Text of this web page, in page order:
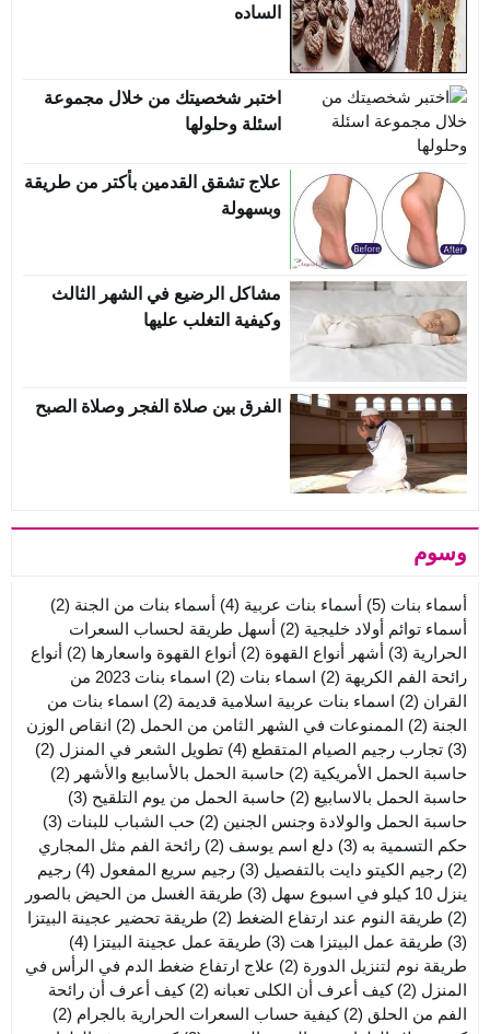
الساده
اختبر شخصيتك من خلال مجموعة
اسئلة وحلولها
علاج تشقق القدمين بأكتر من طريقة
وبسهولة
مشاكل الرضيع في الشهر الثالث
وكيفية التغلب عليها
الفرق بين صلاة الفجر وصلاة الصبح
وسوم
أسماء بنات (5) أسماء بنات عربية (4) أسماء بنات من الجنة (2)
أسماء توائم أولاد خليجية (2)
أسهل طريقة لحساب السعرات
الحرارية (3) أشهر أنواع القهوة (2) أنواع القهوة واسعارها (2)
أنواع
رائحة الفم الكريهة (2) اسماء بنات (2)
اسماء بنات 2023 من
القران (2) اسماء بنات عربية اسلامية قديمة (2)
اسماء بنات من
الجنة (2) الممنوعات في الشهر الثامن من الحمل (2)
انقاص الوزن
(3)
تجارب رجيم الصيام المتقطع (4) تطويل الشعر في المنزل (2)
حاسبة الحمل الأمريكية (2) حاسبة الحمل بالأسابيع والأشهر (2)
حاسبة الحمل بالاسابيع (2) حاسبة الحمل من يوم التلقيح (3)
حاسبة الحمل والولادة وجنس الجنين (2) حب الشباب للبنات (3)
حكم التسمية به (3) دلع اسم يوسف (2)
رائحة الفم مثل المجاري
(2)
رجيم الكيتو دايت بالتفصيل (3) رجيم سريع المفعول (4)
رجيم
ينزل 10 كيلو في اسبوع سهل
(3)
طريقة الغسل من الحيض بالصور
(2)
طريقة النوم عند ارتفاع الضغط (2)
طريقة تحضير عجينة البيتزا
(3)
طريقة عمل البيتزا هت (3) طريقة عمل عجينة البيتزا (4)
طريقة نوم لتنزيل الدورة (2)
علاج ارتفاع ضغط الدم في الرأس في
المنزل (2) كيف أعرف أن الكلى تعبانه (2)
كيف أعرف أن رائحة
الفم من الحلق (2) كيفية حساب السعرات الحرارية بالجرام (2)